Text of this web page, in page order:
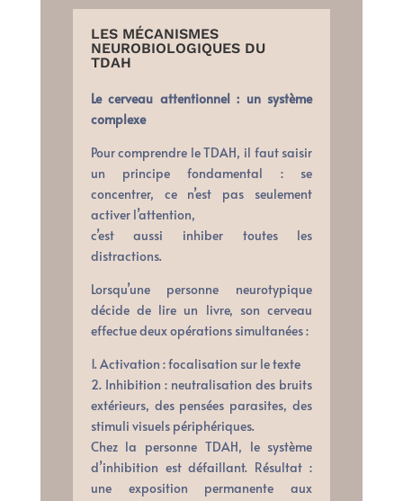
LES MÉCANISMES
NEUROBIOLOGIQUES DU
TDAH
Le cerveau attentionnel : un système
complexe
Pour comprendre le TDAH, il faut saisir
un principe fondamental : se
concentrer, ce n’est pas seulement
activer l’attention,
c’est aussi inhiber toutes les
distractions.
Lorsqu’une personne neurotypique
décide de lire un livre, son cerveau
effectue deux opérations simultanées :
1. Activation : focalisation sur le texte
2. Inhibition : neutralisation des bruits
extérieurs, des pensées parasites, des
stimuli visuels périphériques.
Chez la personne TDAH, le système
d’inhibition est défaillant. Résultat :
une exposition permanente aux